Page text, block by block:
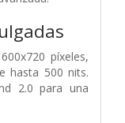
píxeles,
hasta 500 nits.
2.0 para una